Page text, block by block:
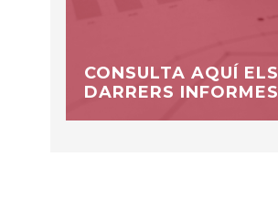
CONSULTA AQUÍ ELS
DARRERS INFORMES